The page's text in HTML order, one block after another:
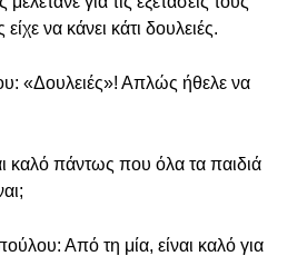
να κάνει κάτι δουλειές.
«Δουλειές»! Απλώς ήθελε να
καλό πάντως που όλα τα παιδιά
Από τη μία, είναι καλό για